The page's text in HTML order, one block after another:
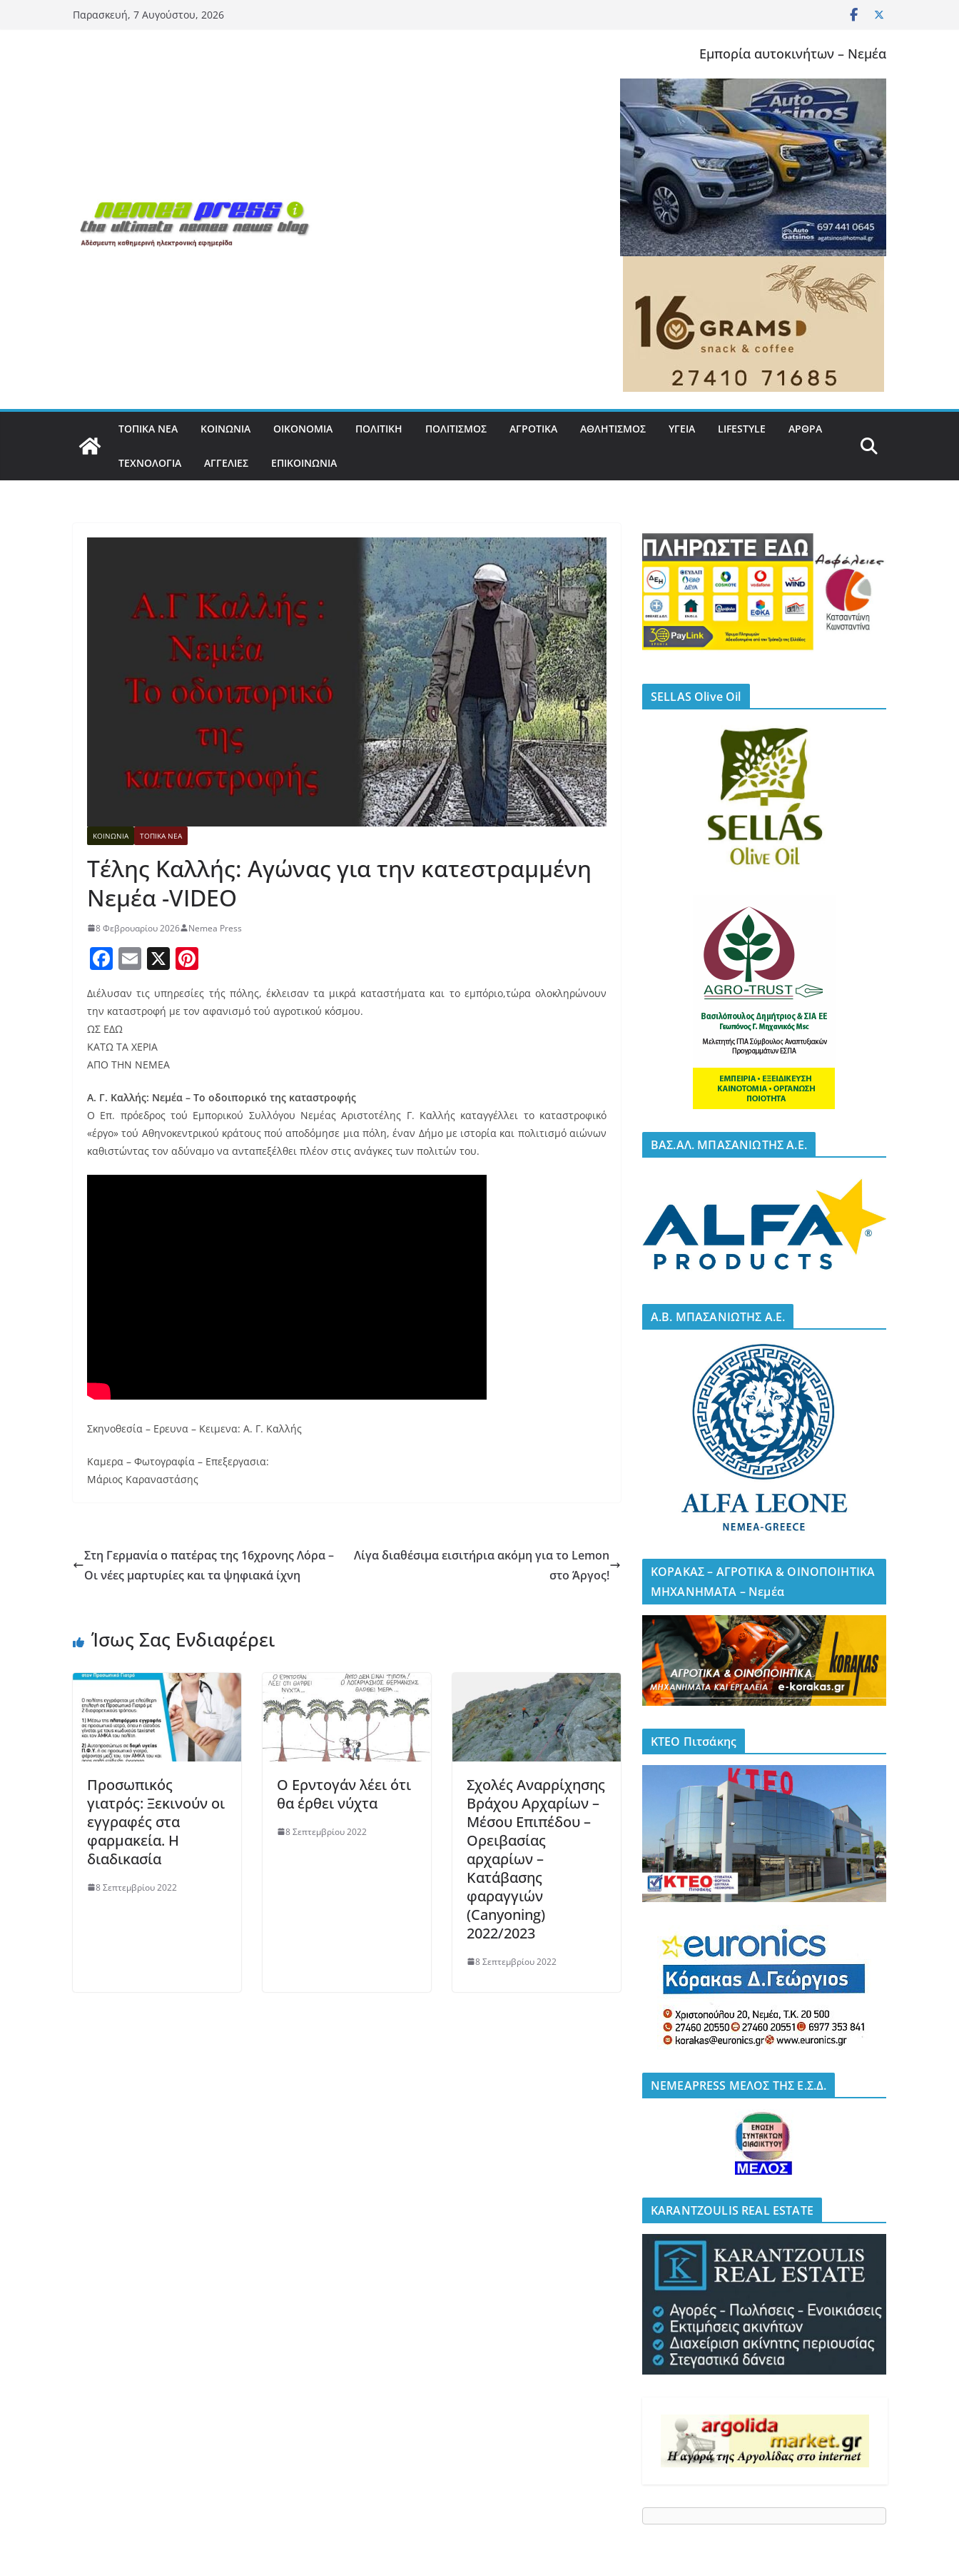
Παρασκευή, 7 Αυγούστου, 2026
Εμπορία αυτοκινήτων – Νεμέα
ΤΟΠΙΚΑ ΝΕΑ ΚΟΙΝΩΝΙΑ ΟΙΚΟΝΟΜΙΑ ΠΟΛΙΤΙΚΗ ΠΟΛΙΤΙΣΜΟΣ ΑΓΡΟΤΙΚΑ ΑΘΛΗΤΙΣΜΟΣ ΥΓΕΙΑ LIFESTYLE ΑΡΘΡΑ
ΤΕΧΝΟΛΟΓΙΑ ΑΓΓΕΛΙΕΣ ΕΠΙΚΟΙΝΩΝΙΑ
ΚΟΙΝΩΝΙΑ ΤΟΠΙΚΑ ΝΕΑ
Τέλης Καλλής: Αγώνας για την κατεστραμμένη
Νεμέα -VIDEO
8 Φεβρουαρίου 2026 Nemea Press
F
c
e
b
o
o
k
E
ai
l
X
nt
er
Διέλυσαν τις υπηρεσίες τής πόλης, έκλεισαν τα μικρά καταστήματα και το εμπόριο,τώρα ολοκληρώνουν
την καταστροφή με τον αφανισμό τού αγροτικού κόσμου.
ΩΣ ΕΔΩ
ΚΑΤΩ ΤΑ ΧΕΡΙΑ
ΑΠΟ ΤΗΝ ΝΕΜΕΑ
Α. Γ. Καλλής: Νεμέα – Το οδοιπορικό της καταστροφής
Ο Επ. πρόεδρος τού Εμπορικού Συλλόγου Νεμέας Αριστοτέλης Γ. Καλλής καταγγέλλει το καταστροφικό
«έργο» τού Αθηνοκεντρικού κράτους πού αποδόμησε μια πόλη, έναν Δήμο με ιστορία και πολιτισμό αιώνων
καθιστώντας τον αδύναμο να ανταπεξέλθει πλέον στις ανάγκες των πολιτών του.
Σκηνοθεσία – Ερευνα – Κειμενα: Α. Γ. Καλλής
Καμερα – Φωτογραφία – Επεξεργασια:
Μάριος Καραναστάσης
Στη Γερμανία ο πατέρας της 16χρονης Λόρα –
Οι νέες μαρτυρίες και τα ψηφιακά ίχνη
Λίγα διαθέσιμα εισιτήρια ακόμη για το Lemon
στο Άργος!
Ίσως Σας Ενδιαφέρει
Προσωπικός
γιατρός: Ξεκινούν οι
εγγραφές στα
φαρμακεία. Η
διαδικασία
8 Σεπτεμβρίου 2022
Ο Ερντογάν λέει ότι
θα έρθει νύχτα
8 Σεπτεμβρίου 2022
Σχολές Αναρρίχησης
Βράχου Αρχαρίων –
Μέσου Επιπέδου –
Ορειβασίας
αρχαρίων –
Κατάβασης
φαραγγιών
(Canyoning)
2022/2023
8 Σεπτεμβρίου 2022
SELLAS Olive Oil
BΑΣ.ΑΛ. ΜΠΑΣΑΝΙΩΤΗΣ Α.Ε.
A.B. ΜΠΑΣΑΝΙΩΤΗΣ Α.Ε.
ΚΟΡΑΚΑΣ – ΑΓΡΟΤΙΚΑ & ΟΙΝΟΠΟΙΗΤΙΚΑ
ΜΗΧΑΝΗΜΑΤΑ – Νεμέα
ΚΤΕΟ Πιτσάκης
NEMEAPRESS ΜΕΛΟΣ ΤΗΣ Ε.Σ.Δ.
KARANTZOULIS REAL ESTATE